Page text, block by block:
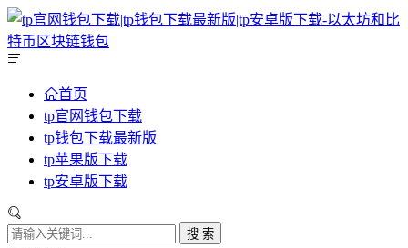
首页
tp官网钱包下载
tp钱包下载最新版
tp苹果版下载
tp安卓版下载
搜 索